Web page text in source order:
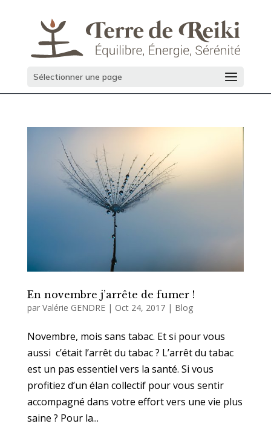
Sélectionner une page
En novembre j’arrête de fumer !
par Valérie GENDRE| Oct 24, 2017| Blog
Novembre, mois sans tabac. Et si pour vous
aussi c’était l’arrêt du tabac ? L’arrêt du tabac
est un pas essentiel vers la santé. Si vous
profitiez d’un élan collectif pour vous sentir
accompagné dans votre effort vers une vie plus
saine ? Pour la...